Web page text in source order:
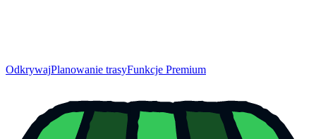
OdkrywajPlanowanie trasyFunkcje Premium